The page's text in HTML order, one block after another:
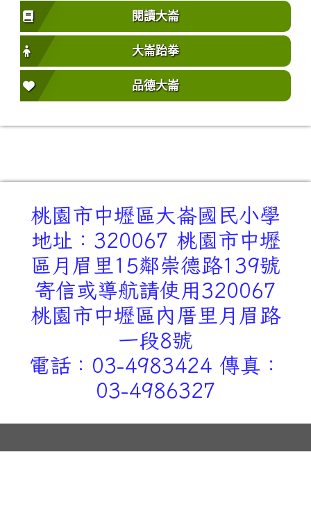
閱讀大崙
大崙跆拳
品德大崙
桃園市中壢區大崙國民小學
地址：320067 桃園市中壢
區月眉里15鄰崇德路139號
寄信或導航請使用320067
桃園市中壢區內厝里月眉路
一段8號
電話：03-4983424 傳真：
03-4986327